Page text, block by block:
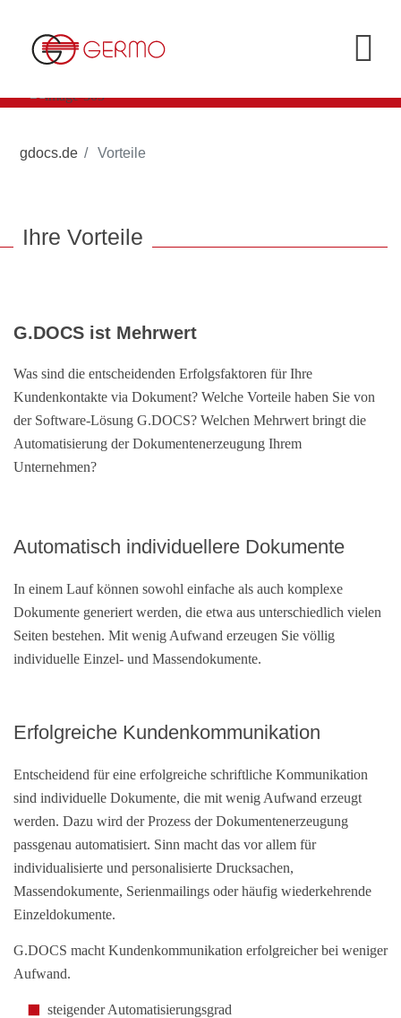
gdocs.de Vorteile
Ihre Vorteile
G.DOCS ist Mehrwert
Was sind die entscheidenden Erfolgsfaktoren für Ihre
Kundenkontakte via Dokument? Welche Vorteile haben Sie von
der Software-Lösung G.DOCS? Welchen Mehrwert bringt die
Automatisierung der Dokumentenerzeugung Ihrem
Unternehmen?
Automatisch individuellere Dokumente
In einem Lauf können sowohl einfache als auch komplexe
Dokumente generiert werden, die etwa aus unterschiedlich vielen
Seiten bestehen. Mit wenig Aufwand erzeugen Sie völlig
individuelle Einzel- und Massendokumente.
Erfolgreiche Kundenkommunikation
Entscheidend für eine erfolgreiche schriftliche Kommunikation
sind individuelle Dokumente, die mit wenig Aufwand erzeugt
werden. Dazu wird der Prozess der Dokumentenerzeugung
passgenau automatisiert. Sinn macht das vor allem für
individualisierte und personalisierte Drucksachen,
Massendokumente, Serienmailings oder häufig wiederkehrende
Einzeldokumente.
G.DOCS macht Kundenkommunikation erfolgreicher bei weniger
Aufwand.
steigender Automatisierungsgrad